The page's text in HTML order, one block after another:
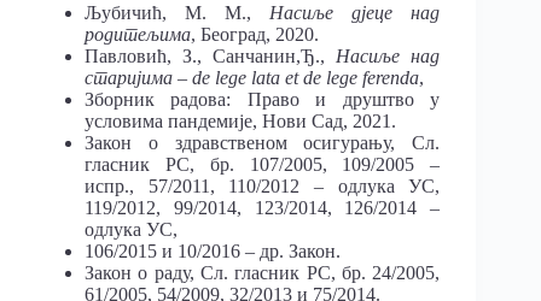
Љубичић, М. М., Насиље дјеце над
родитељима, Београд, 2020.
Павловић, З., Санчанин,Ђ., Насиље над
старијима – de lege lata et de lege ferenda,
Зборник радова: Право и друштво у
условима пандемије, Нови Сад, 2021.
Закон о здравственом осигурању, Сл.
гласник РС, бр. 107/2005, 109/2005 –
испр., 57/2011, 110/2012 – одлука УС,
119/2012, 99/2014, 123/2014, 126/2014 –
одлука УС,
106/2015 и 10/2016 – др. Закон.
Закон о раду, Сл. гласник РС, бр. 24/2005,
61/2005, 54/2009, 32/2013 и 75/2014.